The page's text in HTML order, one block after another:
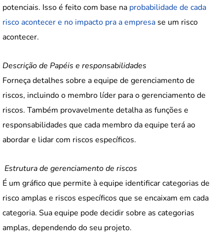
potenciais. Isso é feito com base na probabilidade de cada
risco acontecer e no impacto pra a empresa se um risco
acontecer.
Descrição de Papéis e responsabilidades
Forneça detalhes sobre a equipe de gerenciamento de
riscos, incluindo o membro líder para o gerenciamento de
riscos. Também provavelmente detalha as funções e
responsabilidades que cada membro da equipe terá ao
abordar e lidar com riscos específicos.
Estrutura de gerenciamento de riscos
É um gráfico que permite à equipe identificar categorias de
risco amplas e riscos específicos que se encaixam em cada
categoria. Sua equipe pode decidir sobre as categorias
amplas, dependendo do seu projeto.